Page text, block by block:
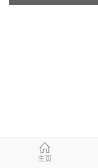
主页